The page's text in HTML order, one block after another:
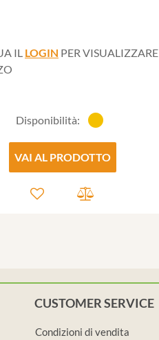
IL LOGIN PER VISUALIZZARE
Disponibilità:
VAI AL PRODOTTO
CUSTOMER SERVICE
Condizioni di vendita